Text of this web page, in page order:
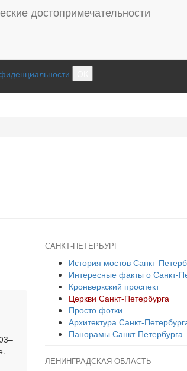
САНКТ-ПЕТЕРБУРГ
История мостов Санкт-
Интересные факты о Санкт-
Кронверкский проспект
Церкви Санкт-Петербурга
Просто фотки
Архитектура Санкт-
Панорамы Санкт-Петербурга
ЛЕНИНГРАДСКАЯ ОБЛАСТЬ